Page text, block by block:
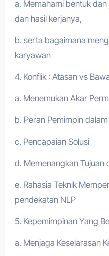
a. Memahami bentuk
dan hasil kerjanya,
b. serta bagaimana
karyawan
4. Konflik : Atasan vs
a. Menemukan Akar
b. Peran Pemimpin
c. Pencapaian Solusi
d. Memenangkan Tujuan
e. Rahasia Teknik
pendekatan NLP
5. Kepemimpinan Yang
a. Menjaga Keselarasan